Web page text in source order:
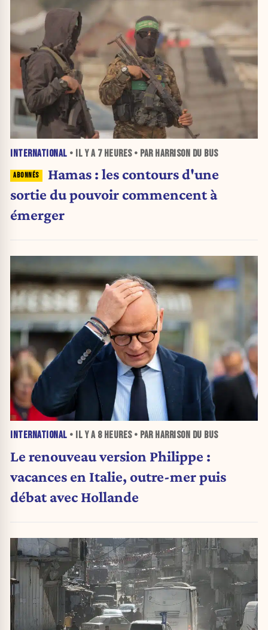
INTERNATIONAL • IL Y A 7 HEURES• PAR HARRISON DU BUS
Hamas : les contours d'une
sortie du pouvoir commencent à
émerger
INTERNATIONAL • IL Y A 8 HEURES• PAR HARRISON DU BUS
Le renouveau version Philippe :
vacances en Italie, outre-mer puis
débat avec Hollande